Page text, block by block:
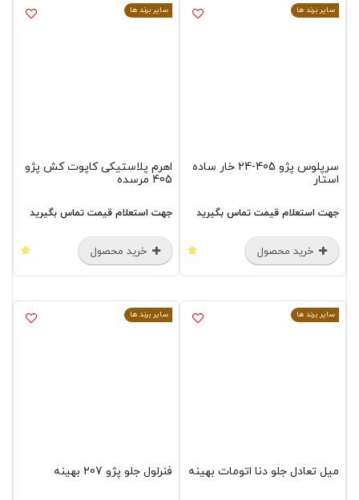
سایر برند ها
سرپلوس پژو 405-24 خار ساده
استار
جهت استعلام قیمت تماس بگیرید
خرید محصول
سایر برند ها
اهرم پلاستیکی کاپوت کش پژو
405 مرسده
جهت استعلام قیمت تماس بگیرید
خرید محصول
سایر برند ها
میل تعادل جلو دنا اتومات بهینه
سایر برند ها
فنرلول جلو پژو 207 بهینه